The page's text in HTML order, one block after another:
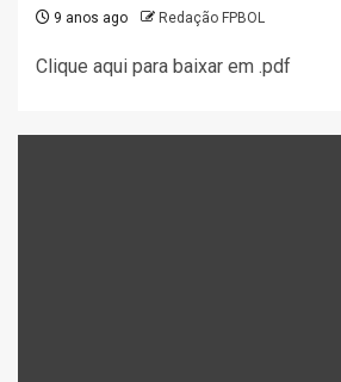
9 anos ago Redação FPBOL
Clique aqui para baixar em .pdf